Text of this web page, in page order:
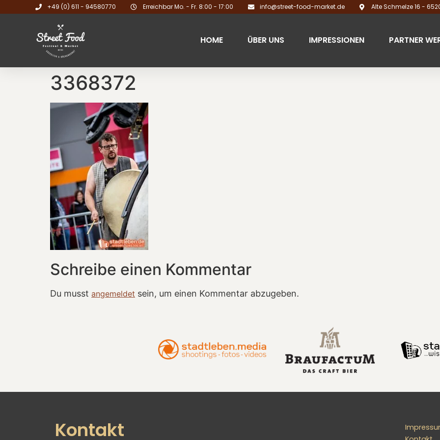
+49 (0) 611 - 94580770 Erreichbar Mo. - Fr. 8:00 - 17:00 info@street-food-market.de Alte Schmelze 16 -
HOME ÜBER UNS IMPRESSIONEN PARTNER
3368372
Schreibe einen Kommentar
Du musst angemeldet sein, um einen Kommentar abzugeben.
Kontakt